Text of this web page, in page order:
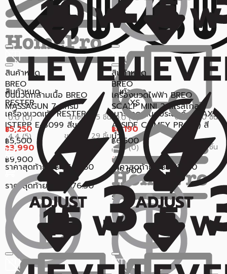
สินค้าหมด
RESTER
เครื่องนวดเท้า RESTER
ISTEPP E-8099 สีขาว
4.4 (5) ขายแล้ว 29 ชิ้น
฿3,990
฿9,900
ราคาสุดท้าย* 3,676.30
สินค้าหมด
AMAXS
เบาะนวดอเนกประสงค์ AMAXS
A-SIDE COMFY PRO(P) สี
น้ำ...
0.0 (0) ขายแล้ว 0 ชิ้น
฿12,900
฿15,900
ราคาสุดท้าย* ฿11,111.35
สินค้าหมด
BREO
ปืนนวดกล้ามเนื้อ BREO
MASSAGUN 7 สีครีม
0.0 (0) ขายแล้ว 5 ชิ้น
฿5,250
฿5,500
ราคาสุดท้าย* ฿4,607.50
สินค้าหมด
BREO
เครื่องนวดไฟฟ้า BREO
SCALP MINI 2 สีโรสโกลด์
0.0 (0) ขายแล้ว 0 ชิ้น
฿6,190
฿6,500
ราคาสุดท้าย* ฿5,519.30